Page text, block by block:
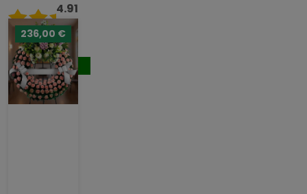
4.91
/ 5
231,00 €
Comprar
236,00 €